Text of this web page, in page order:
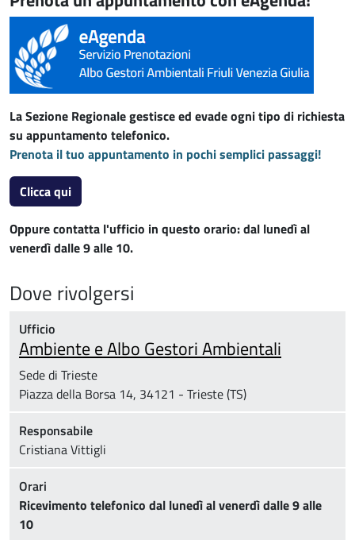
La Sezione Regionale gestisce ed evade ogni tipo di richiesta
su appuntamento telefonico.
Prenota il tuo appuntamento in pochi semplici passaggi!
Clicca qui
Oppure contatta l'ufficio in questo orario: dal lunedì al
venerdì dalle 9 alle 10.
Dove rivolgersi
Ufficio
Ambiente e Albo Gestori Ambientali
Sede di Trieste
Piazza della Borsa 14, 34121 - Trieste (TS)
Responsabile
Cristiana Vittigli
Orari
Ricevimento telefonico dal lunedì al venerdì dalle 9 alle
10